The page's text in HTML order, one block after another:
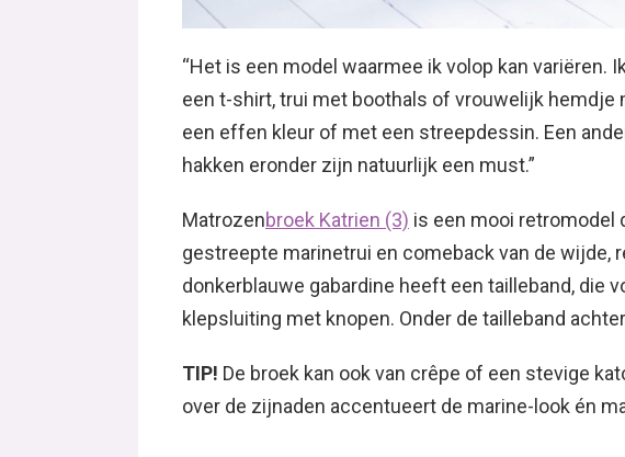
“Het is een model waarmee ik volop kan variëren.
een t-shirt, trui met boothals of vrouwelijk hemdje
een effen kleur of met een streepdessin. Een
hakken eronder zijn natuurlijk een must.”
Matrozenbroek Katrien (3) is een mooi retromodel
gestreepte marinetrui en comeback van de wijde,
donkerblauwe gabardine heeft een tailleband, die
klepsluiting met knopen. Onder de tailleband
TIP! De broek kan ook van crêpe of een stevige
over de zijnaden accentueert de marine-look én